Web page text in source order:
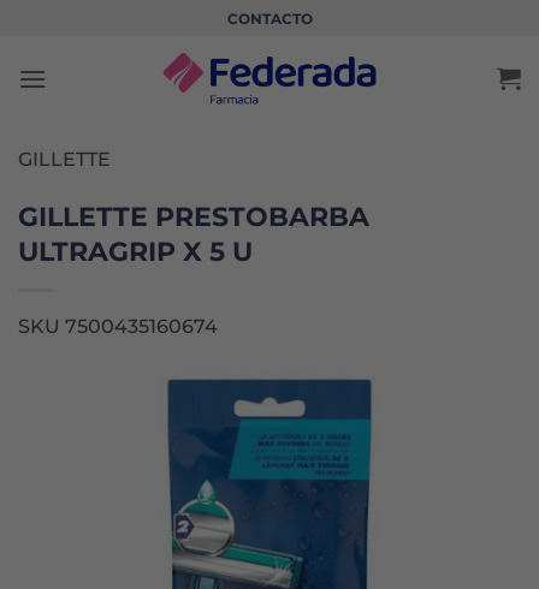
contenido
CONTACTO
GILLETTE
GILLETTE PRESTOBARBA
ULTRAGRIP X 5 U
SKU 7500435160674